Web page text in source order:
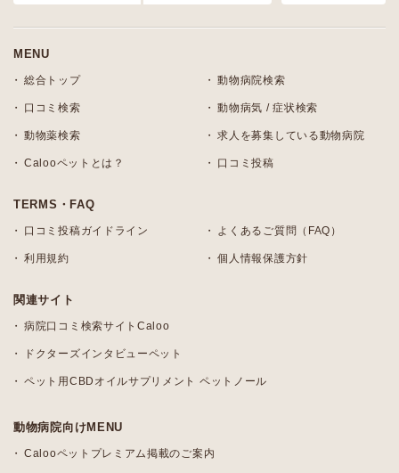
MENU
総合トップ 動物病院検索
口コミ検索 動物病気 / 症状検索
動物薬検索 求人を募集している動物病院
Calooペットとは？ 口コミ投稿
TERMS・FAQ
口コミ投稿ガイドライン よくあるご質問（FAQ）
利用規約 個人情報保護方針
関連サイト
病院口コミ検索サイトCaloo
ドクターズインタビューペット
ペット用CBDオイルサプリメント ペットノール
動物病院向けMENU
Calooペットプレミアム掲載のご案内